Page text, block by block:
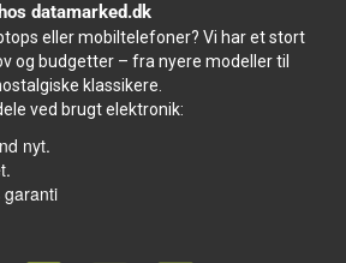
datamarked.dk
eller mobiltelefoner? Vi har et stort
og budgetter – fra nyere modeller til
klassikere.
ved brugt elektronik:
nyt.
garanti